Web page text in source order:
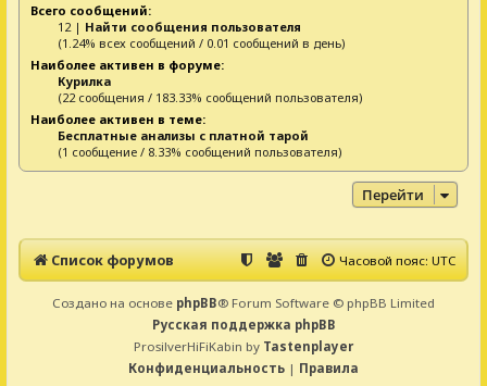
Всего сообщений:
12 | Найти сообщения пользователя
(1.24% всех сообщений / 0.01 сообщений в день)
Наиболее активен в форуме:
Курилка
(22 сообщения / 183.33% сообщений пользователя)
Наиболее активен в теме:
Бесплатные анализы с платной тарой
(1 сообщение / 8.33% сообщений пользователя)
Перейти
Список форумов Часовой пояс:UTC
Создано на основе phpBB® Forum Software © phpBB Limited
Русская поддержка phpBB
ProsilverHiFiKabin by Tastenplayer
Конфиденциальность | Правила